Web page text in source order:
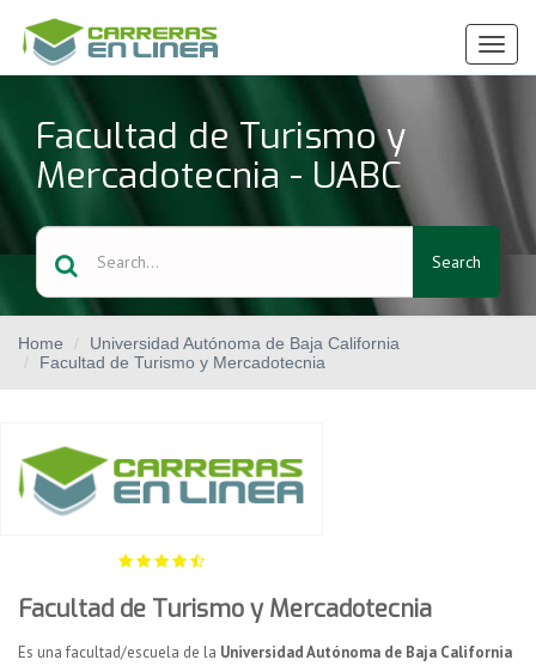
Ver
Menú
Facultad de Turismo y
Mercadotecnia - UABC
Search
Home
Universidad Autónoma de Baja California
Facultad de Turismo y Mercadotecnia
Facultad de Turismo y Mercadotecnia
Es una facultad/escuela de la Universidad Autónoma de Baja California